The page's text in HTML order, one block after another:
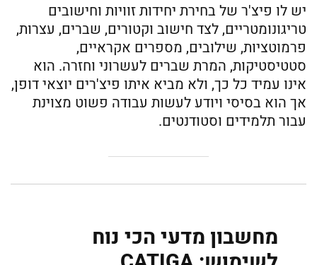
יש לו פיצ'ר של בחירת יחידות זוויות וחישובים
טריגונומטריים, לצד חישוב וקטורים, שברים, עצרות,
פרמוטציות, שילובים, מספרים אקראיים,
סטטיסטיקות, המרת שברים לעשרוני וחזרה. הוא
אינו עמיד כל כך, ולא מביא איתו פיצ'רים יוצאי דופן,
אך הוא בסיסי ויודע לעשות עבודה פשוט מצוינת
עבור תלמידים וסטודנטים.
מחשבון מדעי הכי נוח